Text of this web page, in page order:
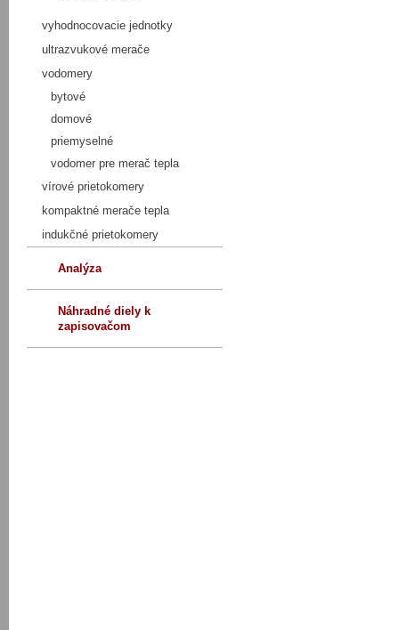
vyhodnocovacie jednotky
ultrazvukové merače
vodomery
bytové
domové
priemyselné
vodomer pre merač tepla
vírové prietokomery
kompaktné merače tepla
indukčné prietokomery
Analýza
Náhradné diely k
zapisovačom